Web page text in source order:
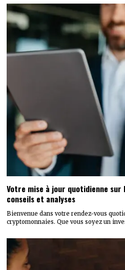
Votre mise à jour quotidienne
conseils et analyses
Bienvenue dans votre rendez-vous
cryptomonnaies. Que vous soyez un